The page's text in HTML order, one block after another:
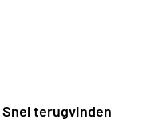
Snel terugvinden